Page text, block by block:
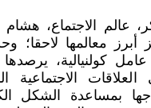
عالم الاجتماع، هشام
أبرز معالمها لاحقا؛
كولنيالية، يرصدها
الاجتماعية
بمساعدة الشكل